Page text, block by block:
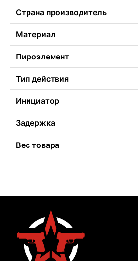
Страна производитель
Материал
Пироэлемент
Тип действия
Инициатор
Задержка
Вес товара